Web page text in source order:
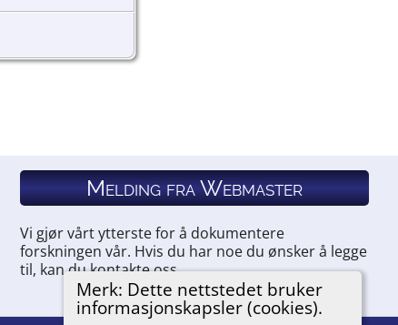
Merk: Dette nettstedet bruker
informasjonskapsler (cookies).
Melding fra Webmaster
Vi gjør vårt ytterste for å dokumentere
forskningen vår. Hvis du har noe du ønsker å legge
til, kan du kontakte oss.